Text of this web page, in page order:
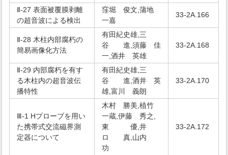
Ⅱ-27 表面被覆膜剥離
の超音波による検出
窪堀 俊文,蒲地
一嘉
33-2A.166
Ⅱ-28 木柱内部腐朽の
簡易画像化方法
有田紀史雄,三
谷 進,須藤 佳
一,酒井 英雄
33-2A.168
Ⅱ-29 内部腐朽を有す
る木柱内の超音波伝
播特性
有田紀史雄,三
谷 進,酒井 英
雄,富川 義朗
33-2A.170
Ⅲ-1 Hプローブを用い
た携帯式交流磁界測
定器について
木村 勝美,植竹
一蔵,伊藤 秀之,
東 優,井
ロ 真,山内
功
33-2A.172